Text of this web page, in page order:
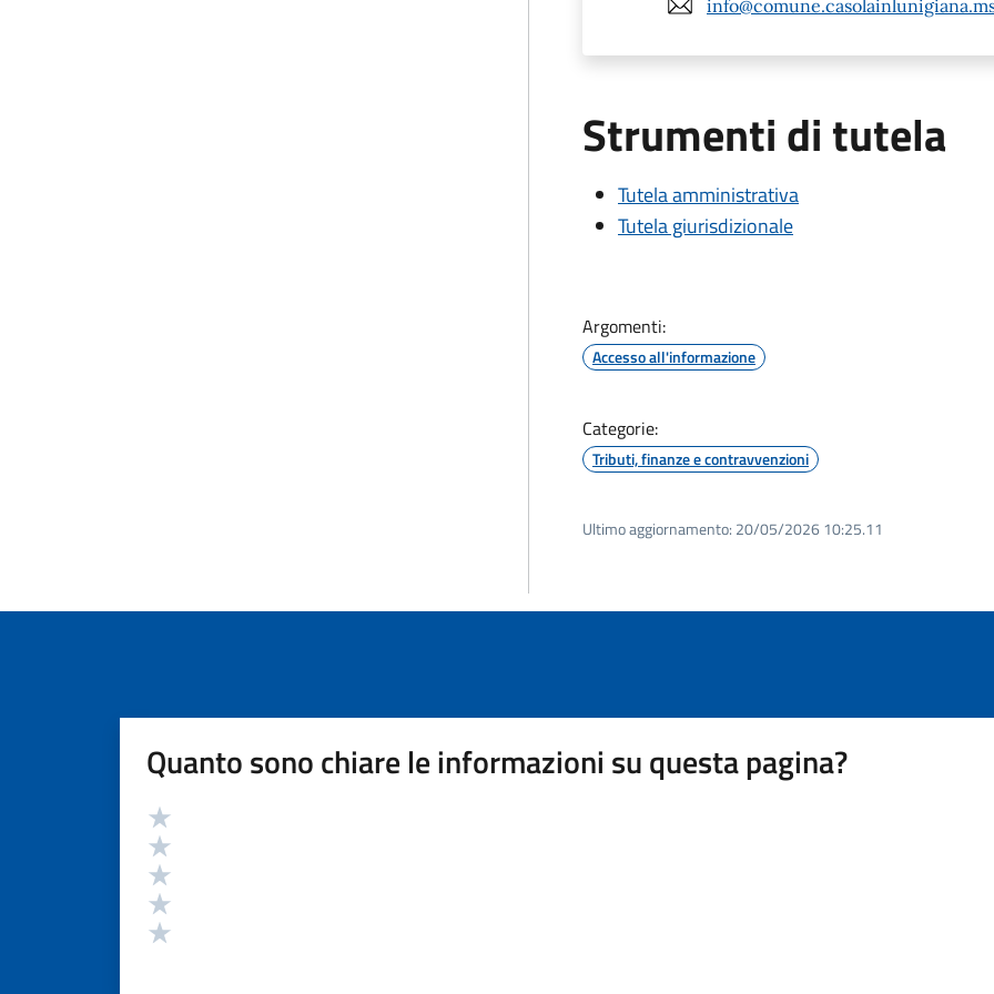
Strumenti di tutela
Tutela amministrativa
Tutela giurisdizionale
Argomenti:
Accesso all'informazione
Categorie:
Tributi, finanze e contravvenzioni
Ultimo aggiornamento: 20/05/2026 10:25.11
Quanto sono chiare le informazioni su questa pagina?
Valutazione